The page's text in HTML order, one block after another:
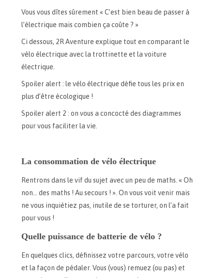
Vous vous dîtes sûrement « C’est bien beau de passer à
l’électrique mais combien ça coûte ? »
Ci dessous, 2R Aventure explique tout en comparant le
vélo électrique avec la trottinette et la voiture
électrique.
Spoiler alert : le vélo électrique défie tous les prix en
plus d’être écologique !
Spoiler alert 2 : on vous a concocté des diagrammes
pour vous faciliter la vie.
La consommation de vélo électrique
Rentrons dans le vif du sujet avec un peu de maths. « Oh
non… des maths ! Au secours ! ». On vous voit venir mais
ne vous inquiétiez pas, inutile de se torturer, on l’a fait
pour vous !
Quelle puissance de batterie de vélo ?
En quelques clics, définissez votre parcours, votre vélo
et la façon de pédaler. Vous (vous) remuez (ou pas) et